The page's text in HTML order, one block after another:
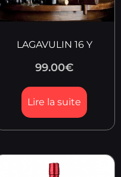
LAGAVULIN 16 Y
99.00€
Lire la suite